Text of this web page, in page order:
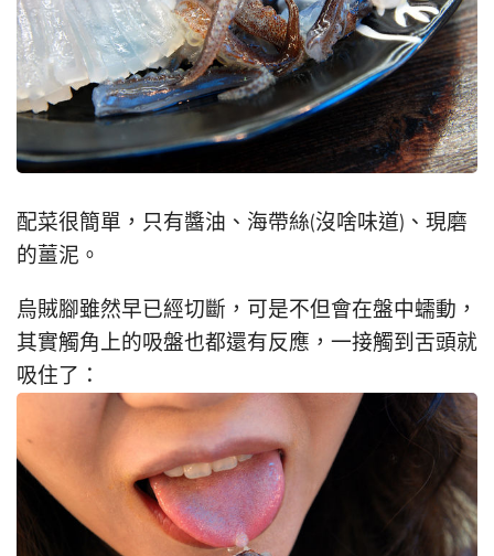
配菜很簡單，只有醬油、海帶絲(沒啥味道)、現磨
的薑泥。
烏賊腳雖然早已經切斷，可是不但會在盤中蠕動，
其實觸角上的吸盤也都還有反應，一接觸到舌頭就
吸住了：